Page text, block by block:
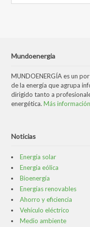
Mundoenergia
MUNDOENERGÍA es un
de la energía que agrupa
dirigido tanto a
energética. Más información
Noticias
Energía solar
Energía eólica
Bioenergía
Energías renovables
Ahorro y eficiencia
Vehículo eléctrico
Medio ambiente